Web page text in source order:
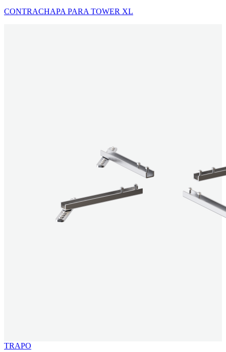
CONTRACHAPA PARA TOWER XL
TRAPO